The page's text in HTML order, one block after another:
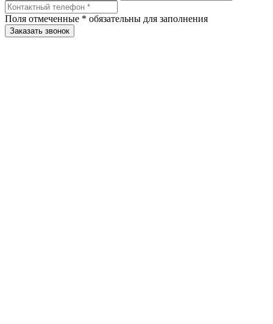
Поля отмеченные * обязательны для заполнения